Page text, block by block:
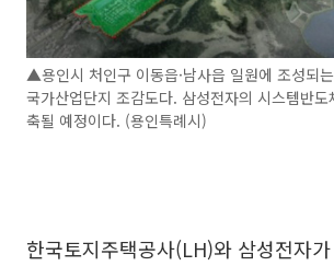
▲용인시 처인구 이동읍·남사읍 일원에 조성되
국가산업단지 조감도다. 삼성전자의 시스템반
축될 예정이다. (용인특례시)
한국토지주택공사(LH)와 삼성전자